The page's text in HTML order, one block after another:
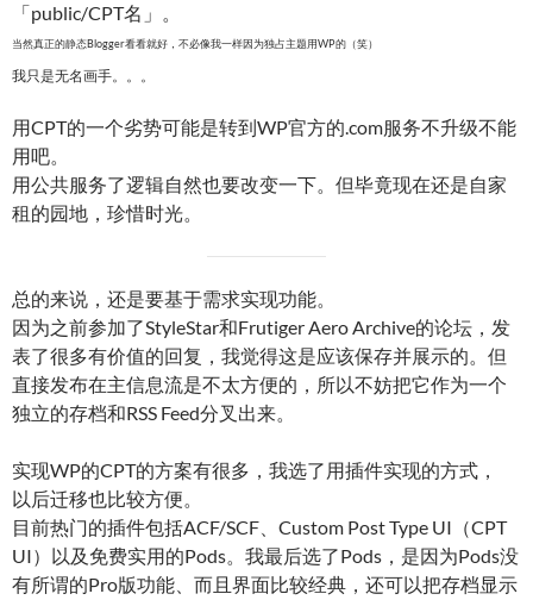
「public/CPT名」。
当然真正的静态Blogger看看就好，不必像我一样因为独占主题用WP的（笑）
我只是无名画手。。。
用CPT的一个劣势可能是转到WP官方的.com服务不升级不能
用吧。
用公共服务了逻辑自然也要改变一下。但毕竟现在还是自家
租的园地，珍惜时光。
总的来说，还是要基于需求实现功能。
因为之前参加了StyleStar和Frutiger Aero Archive的论坛，发
表了很多有价值的回复，我觉得这是应该保存并展示的。但
直接发布在主信息流是不太方便的，所以不妨把它作为一个
独立的存档和RSS Feed分叉出来。
实现WP的CPT的方案有很多，我选了用插件实现的方式，
以后迁移也比较方便。
目前热门的插件包括ACF/SCF、Custom Post Type UI（CPT
UI）以及免费实用的Pods。我最后选了Pods，是因为Pods没
有所谓的Pro版功能、而且界面比较经典，还可以把存档显示